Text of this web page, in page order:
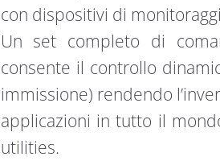
con dispositivi di
Un set completo di
consente il controllo
immissione) rendendo
applicazioni in tutto il
utilities.